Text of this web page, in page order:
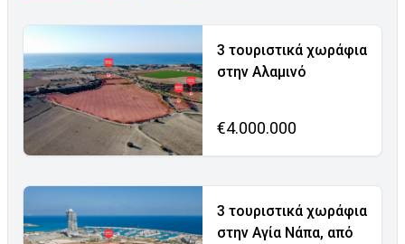
3 τουριστικά χωράφια
στην Αλαμινό
€4.000.000
3 τουριστικά χωράφια
στην Αγία Νάπα, από